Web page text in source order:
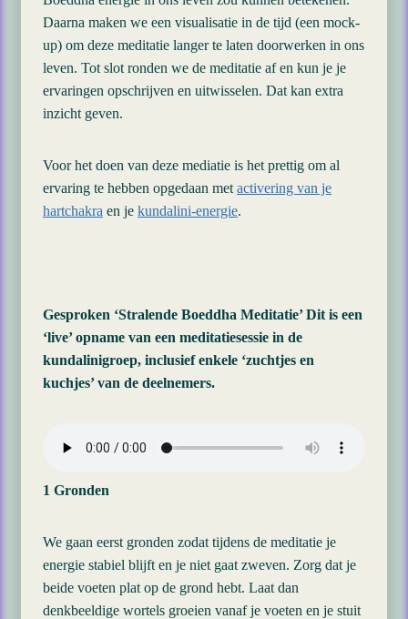
Daarna maken we een visualisatie in de tijd (een mock-
up) om deze meditatie langer te laten doorwerken in ons
leven. Tot slot ronden we de meditatie af en kun je je
ervaringen opschrijven en uitwisselen. Dat kan extra
inzicht geven.
Voor het doen van deze mediatie is het prettig om al
ervaring te hebben opgedaan met activering van je
hartchakra en je kundalini-energie.
Gesproken ‘Stralende Boeddha Meditatie’ Dit is een
‘live’ opname van een meditatiesessie in de
kundalinigroep, inclusief enkele ‘zuchtjes en
kuchjes’ van de deelnemers.
1 Gronden
We gaan eerst gronden zodat tijdens de meditatie je
energie stabiel blijft en je niet gaat zweven. Zorg dat je
beide voeten plat op de grond hebt. Laat dan
denkbeeldige wortels groeien vanaf je voeten en je stuit